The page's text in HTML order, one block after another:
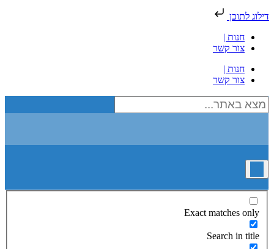
דילוג לתוכן
חנות |
צור קשר
חנות |
צור קשר
Exact matches only
Search in title